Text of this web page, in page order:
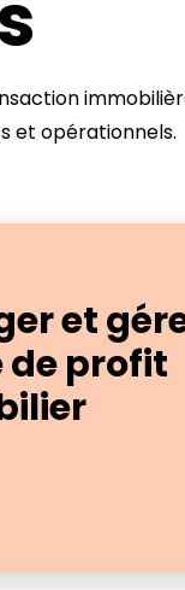
et opérationnels.
et
de profit